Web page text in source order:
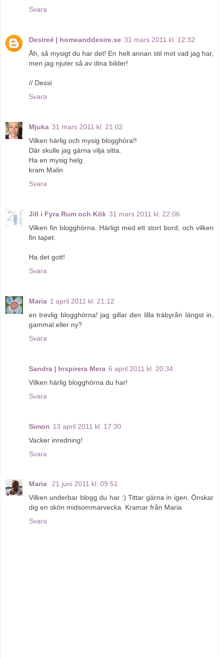
Svara
Desireé | homeanddesire.se 31 mars 2011 kl. 12:32
Åh, så mysigt du har det! En helt annan stil mot vad jag har,
men jag njuter så av dina bilder!
// Dessi
Svara
Mjuka 31 mars 2011 kl. 21:02
Vilken härlig och mysig blogghöra!!
Där skulle jag gärna vilja sitta.
Ha en mysig helg
kram Malin
Svara
Jill i Fyra Rum och Kök 31 mars 2011 kl. 22:06
Vilken fin blogghörna. Härligt med ett stort bord, och vilken
fin tapet.
Ha det gott!
Svara
Maria 1 april 2011 kl. 21:12
en trevlig blogghörna! jag gillar den lilla träbyrån längst in,
gammal eller ny?
Svara
Sandra | Inspirera Mera 6 april 2011 kl. 20:34
Vilken härlig blogghörna du har!
Svara
Simon 13 april 2011 kl. 17:30
Vacker inredning!
Svara
Maria
21 juni 2011 kl. 09:51
Vilken underbar blogg du har :) Tittar gärna in igen. Önskar
dig en skön midsommarvecka. Kramar från Maria
Svara